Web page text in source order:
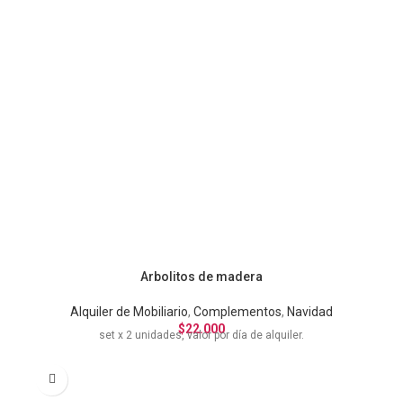
Arbolitos de madera
Alquiler de Mobiliario, Complementos, Navidad
$22.000
set x 2 unidades, valor por día de alquiler.